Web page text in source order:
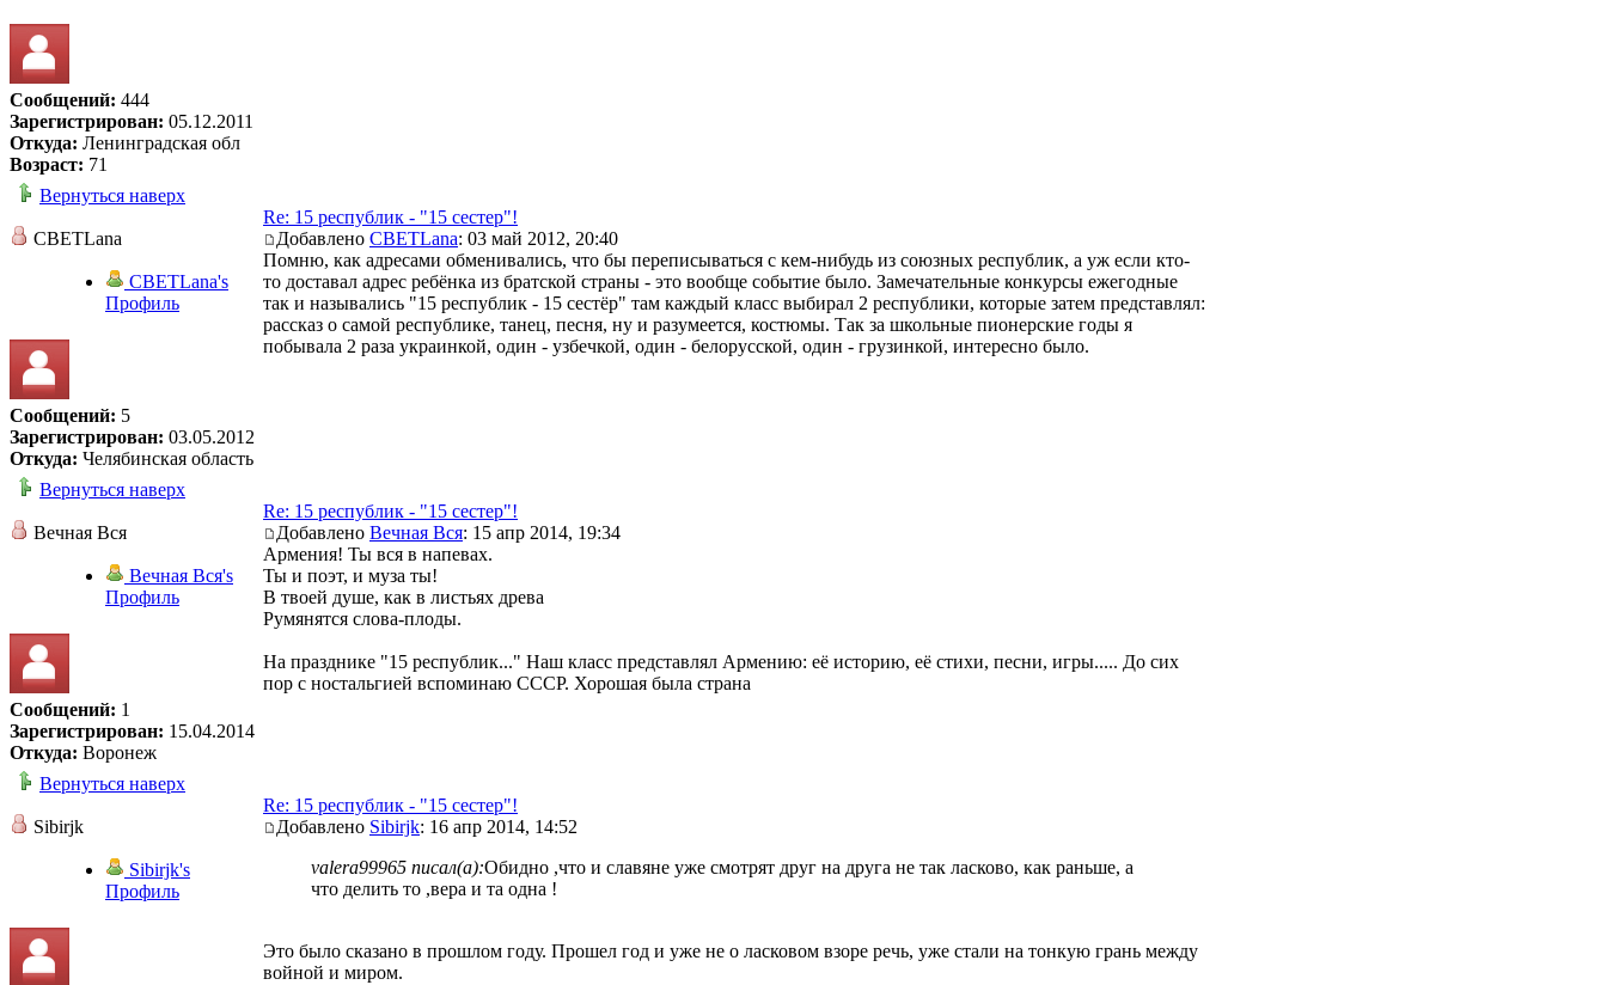
Сообщений: 444
Зарегистрирован: 05.12.2011
Откуда: Ленинградская обл
Возраст: 71
Вернуться наверх
СВЕТLana
СВЕТLana's
Профиль
Сообщений: 5
Зарегистрирован: 03.05.2012
Откуда: Челябинская область
Re: 15 республик - "15 сестер"!
Добавлено СВЕТLana: 03 май 2012, 20:40
Помню, как адресами обменивались, что бы переписываться с кем-нибудь из союзных республик, а уж если кто-
то доставал адрес ребёнка из братской страны - это вообще событие было. Замечательные конкурсы ежегодные
так и назывались "15 республик - 15 сестёр" там каждый класс выбирал 2 республики, которые затем представлял:
рассказ о самой республике, танец, песня, ну и разумеется, костюмы. Так за школьные пионерские годы я
побывала 2 раза украинкой, один - узбечкой, один - белорусской, один - грузинкой, интересно было.
Вернуться наверх
Вечная Вся
Вечная Вся's
Профиль
Сообщений: 1
Зарегистрирован: 15.04.2014
Откуда: Воронеж
Re: 15 республик - "15 сестер"!
Добавлено Вечная Вся: 15 апр 2014, 19:34
Армения! Ты вся в напевах.
Ты и поэт, и муза ты!
В твоей душе, как в листьях древа
Румянятся слова-плоды.
На празднике "15 республик..." Наш класс представлял Армению: её историю, её стихи, песни, игры..... До сих
пор с ностальгией вспоминаю СССР. Хорошая была страна
Вернуться наверх
Sibirjk
Sibirjk's
Профиль
Re: 15 республик - "15 сестер"!
Добавлено Sibirjk: 16 апр 2014, 14:52
valera99965 писал(а):Обидно ,что и славяне уже смотрят друг на друга не так ласково, как раньше, а
что делить то ,вера и та одна !
Это было сказано в прошлом году. Прошел год и уже не о ласковом взоре речь, уже стали на тонкую грань между
войной и миром.